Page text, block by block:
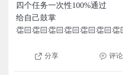
四个任务一次性100%通过
给自己鼓掌
分享 评论